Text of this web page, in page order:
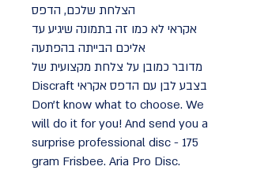
הצלחת שלכם, הדפס
אקראי לא כמו זה בתמונה שיגיע עד
אליכם הבייתה בהפתעה
מדובר כמובן על צלחת מקצועית של
Discraft בצבע לבן עם הדפס אקראי
Don't know what to choose. We
will do it for you! And send you a
surprise professional disc - 175
gram Frisbee. Aria Pro Disc.